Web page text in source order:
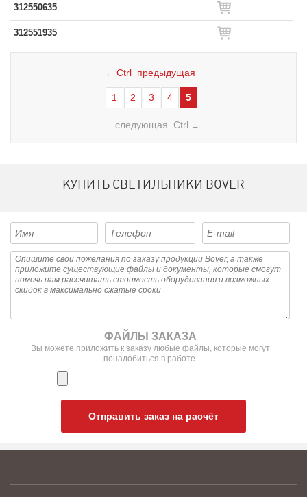
312550635
312551935
← Ctrl предыдущая
1 2 3 4 5
следующая Ctrl →
КУПИТЬ СВЕТИЛЬНИКИ BOVER
ФАЙЛЫ ЗАКАЗА
Вы можете приложить к заказу любые файлы, которые могут
понадобиться в работе.
Отправить заказ на расчёт